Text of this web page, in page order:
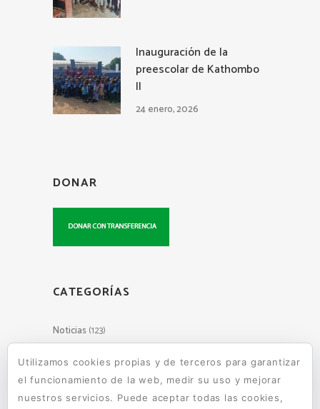
Inauguración de la
preescolar de Kathombo
II
24 enero, 2026
DONAR
CATEGORÍAS
Noticias(123)
Escuelas de Wara Wara en tu
Utilizamos cookies propias y de terceros para garantizar
el funcionamiento de la web, medir su uso y mejorar
nuestros servicios. Puede aceptar todas las cookies,